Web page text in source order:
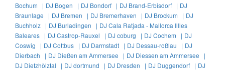
Bochum | DJ Bogen | DJ Bondorf | DJ Brand-Erbisdorf | DJ
Braunlage | DJ Bremen | DJ Bremerhaven | DJ Brockum | DJ
Buchholz | DJ Burladingen | DJ Cala Ratjada - Mallorca Illles
Baleares | DJ Castrop-Rauxel | DJ coburg | DJ Cochem | DJ
Coswig | DJ Cottbus | DJ Darmstadt | DJ Dessau-roßlau | DJ
Dierbach | DJ Dießen am Ammersee | DJ Diessen am Ammersee |
DJ Dietzhölztal | DJ dortmund | DJ Dresden | DJ Duggendorf | DJ